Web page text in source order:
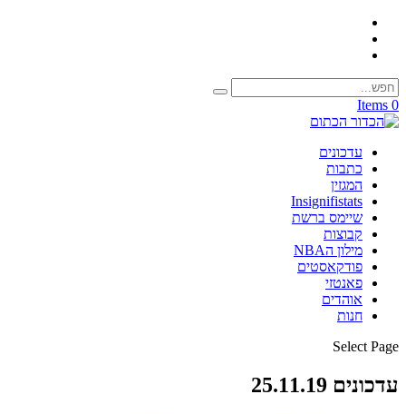
0 Items
עדכונים
כתבות
המגזין
Insignifistats
שיימס ברשת
קבוצות
מילון הNBA
פודקאסטים
פאנטזי
אוהדים
חנות
Select Page
עדכונים 25.11.19